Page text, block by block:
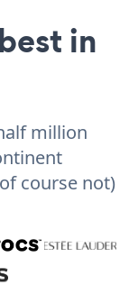
in
million
course not)